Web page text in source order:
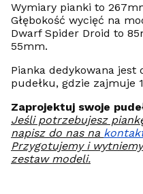
Wymiary pianki to
Głębokość wycięć na
Dwarf Spider Droid to
55mm.
Pianka dedykowana
pudełku, gdzie zajmuje
Zaprojektuj swoje
Jeśli potrzebujesz
napisz do nas na
Przygotujemy i
zestaw modeli.